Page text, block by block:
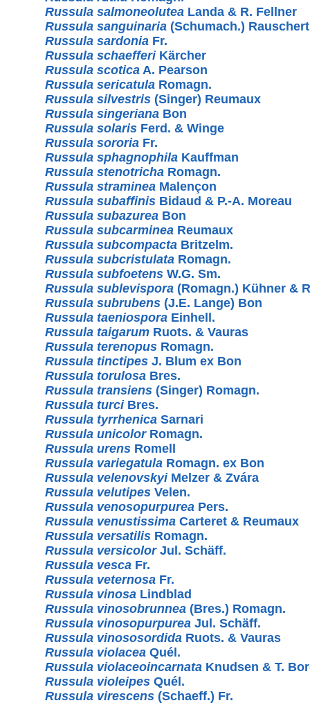
Russula salmoneolutea Landa & R. Fellner
Russula sanguinaria (Schumach.) Rauschert
Russula sardonia Fr.
Russula schaefferiKärcher
Russula scotica A. Pearson
Russula sericatula Romagn.
Russula silvestris (Singer) Reumaux
Russula singeriana Bon
Russula solaris Ferd. & Winge
Russula sororia Fr.
Russula sphagnophila Kauffman
Russula stenotricha Romagn.
Russula straminea Malençon
Russula subaffinis Bidaud & P.-A. Moreau
Russula subazurea Bon
Russula subcarminea Reumaux
Russula subcompacta Britzelm.
Russula subcristulata Romagn.
Russula subfoetens W.G. Sm.
Russula sublevispora (Romagn.) Kühner &
Russula subrubens (J.E. Lange) Bon
Russula taeniospora Einhell.
Russula taigarum Ruots. & Vauras
Russula terenopus Romagn.
Russula tinctipes J. Blum ex Bon
Russula torulosa Bres.
Russula transiens (Singer) Romagn.
Russula turciBres.
Russula tyrrhenica Sarnari
Russula unicolorRomagn.
Russula urens Romell
Russula variegatula Romagn. ex Bon
Russula velenovskyiMelzer & Zvára
Russula velutipes Velen.
Russula venosopurpurea Pers.
Russula venustissima Carteret & Reumaux
Russula versatilis Romagn.
Russula versicolorJul. Schäff.
Russula vesca Fr.
Russula veternosa Fr.
Russula vinosa Lindblad
Russula vinosobrunnea (Bres.) Romagn.
Russula vinosopurpurea Jul. Schäff.
Russula vinososordida Ruots. & Vauras
Russula violacea Quél.
Russula violaceoincarnata Knudsen & T.
Russula violeipes Quél.
Russula virescens (Schaeff.) Fr.